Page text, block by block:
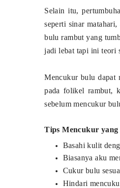
Selain itu,
seperti sinar
bulu rambut yang
jadi lebat tapi ini teori
Mencukur bulu dapat
pada folikel rambut,
sebelum mencukur
Tips Mencukur yang
Basahi kulit
Biasanya aku
Cukur bulu
Hindari